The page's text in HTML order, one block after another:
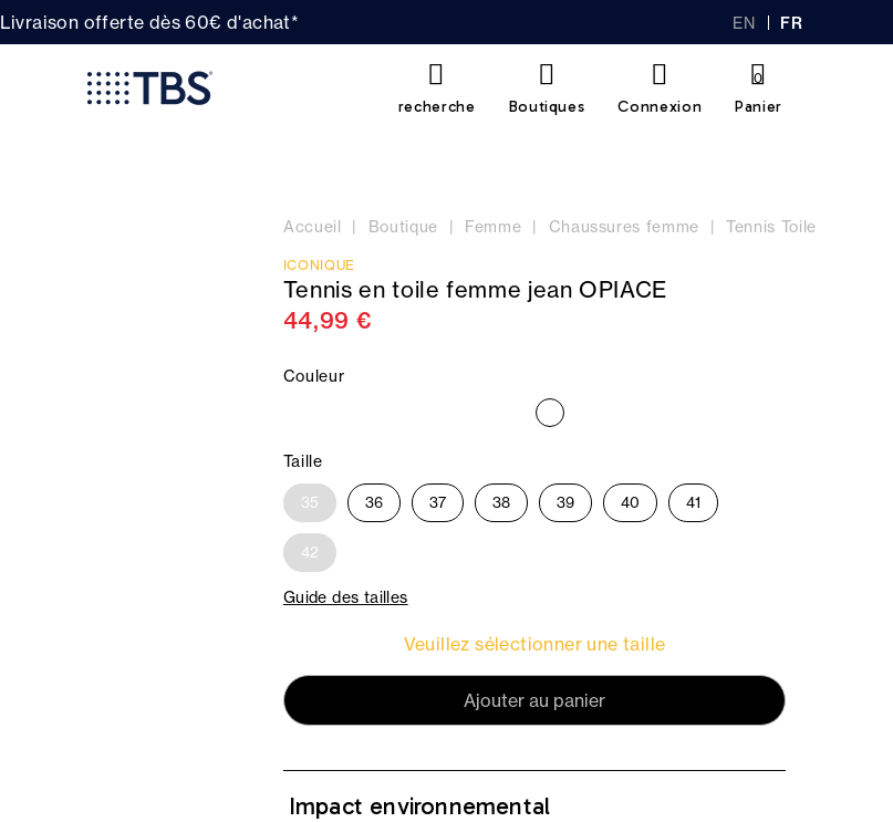
Livraison offerte dès 60€ d'achat* EN FR
recherche Boutiques Connexion Panier
0
Accueil Boutique Femme Chaussures femme Tennis Toile
ICONIQUE
Tennis en toile femme jean OPIACE
44,99 €
Couleur
Taille
35 36 37 38 39 40 41
42
Guide des tailles
Veuillez sélectionner une taille
Ajouter au panier
Impact environnemental